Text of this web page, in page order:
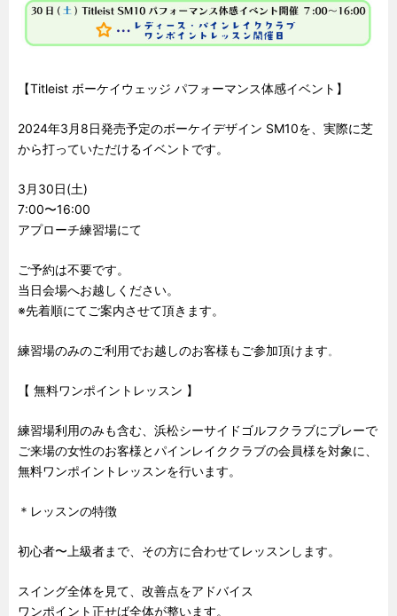
【Titleist ボーケイウェッジ パフォーマンス体感イベント】
2024年3月8日発売予定のボーケイデザイン SM10を、実際に芝
から打っていただけるイベントです。
3月30日(土)
7:00〜16:00
アプローチ練習場にて
ご予約は不要です。
当日会場へお越しください。
※先着順にてご案内させて頂きます。
練習場のみのご利用でお越しのお客様もご参加頂けます。
【 無料ワンポイントレッスン 】
練習場利用のみも含む、浜松シーサイドゴルフクラブにプレーで
ご来場の女性のお客様とパインレイククラブの会員様を対象に、
無料ワンポイントレッスンを行います。
＊レッスンの特徴
初心者〜上級者まで、その方に合わせてレッスンします。
スイング全体を見て、改善点をアドバイス
ワンポイント正せば全体が整います。